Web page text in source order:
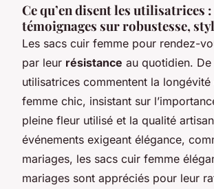
Ce qu’en disent les utilisatrices :
témoignages sur robustesse,
Les sacs cuir femme pour rendez-
par leur résistance au quotidien.
utilisatrices commentent la
femme chic, insistant sur
pleine fleur utilisé et la qualité
événements exigeant élégance,
mariages, les sacs cuir femme
mariages sont appréciés pour leur